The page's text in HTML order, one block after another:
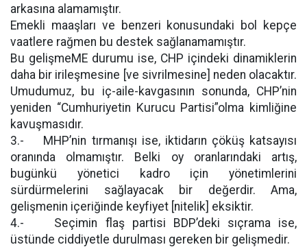
arkasına alamamıştır.
Emekli maaşları ve benzeri konusundaki bol kepçe
vaatlere rağmen bu destek sağlanamamıştır.
Bu gelişmeME durumu ise, CHP içindeki dinamiklerin
daha bir irileşmesine [ve sivrilmesine] neden olacaktır.
Umudumuz, bu iç-aile-kavgasının sonunda, CHP’nin
yeniden “Cumhuriyetin Kurucu Partisi”olma kimliğine
kavuşmasıdır.
3.- MHP’nin tırmanışı ise, iktidarın çöküş katsayısı
oranında olmamıştır. Belki oy oranlarındaki artış,
bugünkü yönetici kadro için yönetimlerini
sürdürmelerini sağlayacak bir değerdir. Ama,
gelişmenin içeriğinde keyfiyet [nitelik] eksiktir.
4.- Seçimin flaş partisi BDP’deki sıçrama ise,
üstünde ciddiyetle durulması gereken bir gelişmedir.